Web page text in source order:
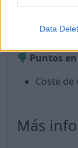
Data
Hay
Hay
Puntos
Coste de
Más